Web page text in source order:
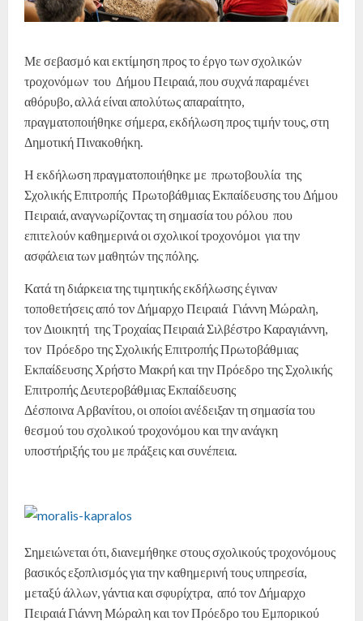
Με σεβασμό και εκτίμηση προς το έργο των σχολικών
τροχονόμων του Δήμου Πειραιά, που συχνά παραμένει
αθόρυβο, αλλά είναι απολύτως απαραίτητο,
πραγματοποιήθηκε σήμερα, εκδήλωση προς τιμήν τους, στη
Δημοτική Πινακοθήκη.
Η εκδήλωση πραγματοποιήθηκε με πρωτοβουλία της
Σχολικής Επιτροπής Πρωτοβάθμιας Εκπαίδευσης του Δήμου
Πειραιά, αναγνωρίζοντας τη σημασία του ρόλου που
επιτελούν καθημερινά οι σχολικοί τροχονόμοι για την
ασφάλεια των μαθητών της πόλης.
Κατά τη διάρκεια της τιμητικής εκδήλωσης έγιναν
τοποθετήσεις από τον Δήμαρχο Πειραιά Γιάννη Μώραλη,
τον Διοικητή της Τροχαίας Πειραιά Σιλβέστρο Καραγιάννη,
τον Πρόεδρο της Σχολικής Επιτροπής Πρωτοβάθμιας
Εκπαίδευσης Χρήστο Μακρή και την Πρόεδρο της Σχολικής
Επιτροπής Δευτεροβάθμιας Εκπαίδευσης
Δέσποινα Αρβανίτου, οι οποίοι ανέδειξαν τη σημασία του
θεσμού του σχολικού τροχονόμου και την ανάγκη
υποστήριξής του με πράξεις και συνέπεια.
Σημειώνεται ότι, διανεμήθηκε στους σχολικούς τροχονόμους
βασικός εξοπλισμός για την καθημερινή τους υπηρεσία,
μεταξύ άλλων, γάντια και σφυρίχτρα, από τον Δήμαρχο
Πειραιά Γιάννη Μώραλη και τον Πρόεδρο του Εμπορικού